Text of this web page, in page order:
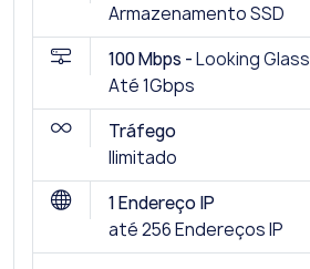
Armazenamento SSD
100 Mbps -Looking Glass
Até 1Gbps
Tráfego
Ilimitado
1 Endereço IP
até 256 Endereços IP